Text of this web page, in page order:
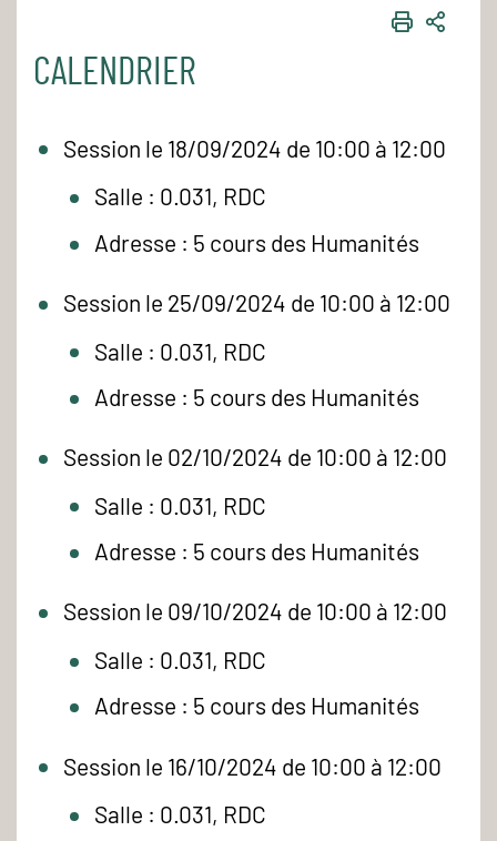
CALENDRIER
Session le 18/09/2024 de 10:00 à 12:00
Salle : 0.031, RDC
Adresse : 5 cours des Humanités
Session le 25/09/2024 de 10:00 à 12:00
Salle : 0.031, RDC
Adresse : 5 cours des Humanités
Session le 02/10/2024 de 10:00 à 12:00
Salle : 0.031, RDC
Adresse : 5 cours des Humanités
Session le 09/10/2024 de 10:00 à 12:00
Salle : 0.031, RDC
Adresse : 5 cours des Humanités
Session le 16/10/2024 de 10:00 à 12:00
Salle : 0.031, RDC